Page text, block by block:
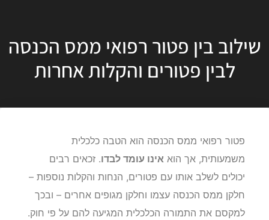
שילוב בין פטור רפואי ממס הכנסה
לבין פטורים והקלות אחרות
פטור רפואי ממס הכנסה הוא הטבה כלכלית
משמעותית, אך הוא אינו עומד לבדו. זכאים רבים
יכולים לשלב אותו עם פטורים, הנחות והקלות נוספות –
חלקן ממס הכנסה עצמו וחלקן מגופים אחרים – ובכך
למקסם את התמורה הכלכלית המגיעה להם על פי חוק.